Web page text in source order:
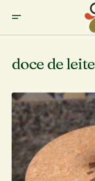
doce de leite